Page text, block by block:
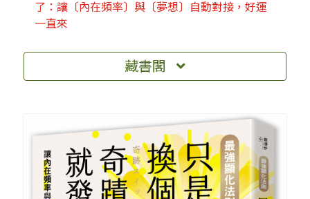
了：讓〔內在頻率〕與〔夢想〕自動對接，好運
一直來
藏書閣